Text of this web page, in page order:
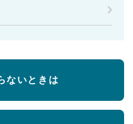
ないときは